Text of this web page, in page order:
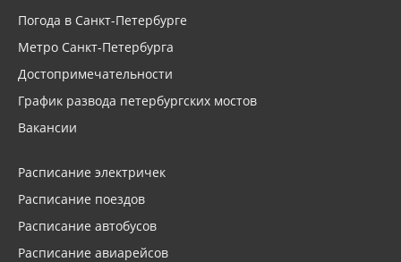
Погода в Санкт-Петербурге
Метро Санкт-Петербурга
Достопримечательности
График развода петербургских мостов
Вакансии
Расписание электричек
Расписание поездов
Расписание автобусов
Расписание авиарейсов